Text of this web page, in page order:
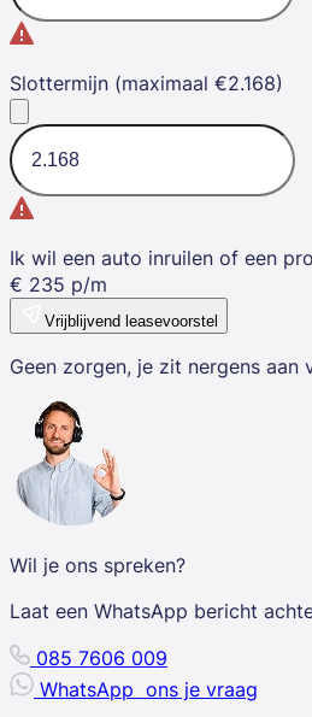
Slottermijn (maximaal €2.168)
Ik wil een auto inruilen of een
€ 235 p/m
Vrijblijvend leasevoorstel
Geen zorgen, je zit nergens aan
Wil je ons spreken?
Laat een WhatsApp bericht
085 7606 009
WhatsApp ons je vraag